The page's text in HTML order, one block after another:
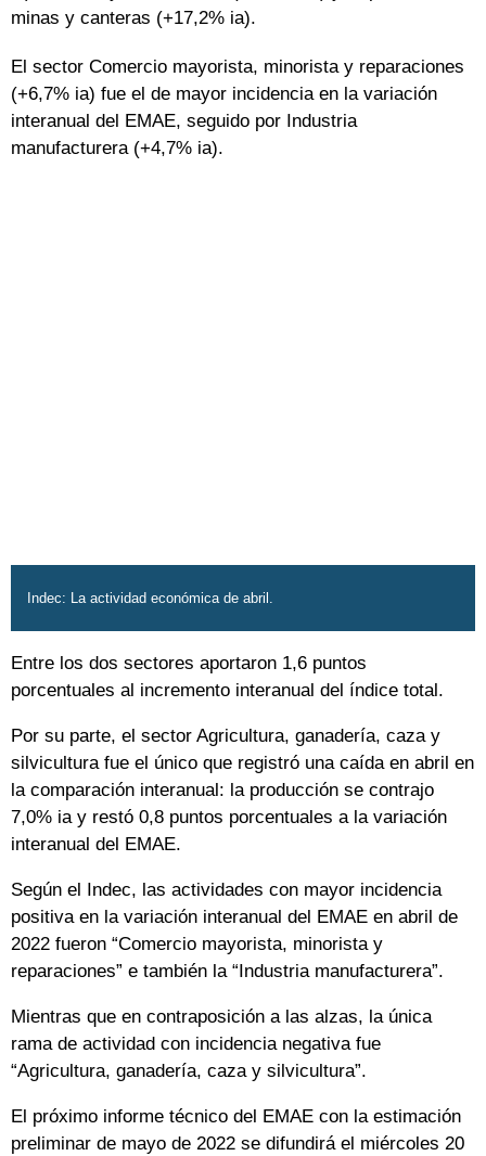
minas y canteras (+17,2% ia).
El sector Comercio mayorista, minorista y reparaciones
(+6,7% ia) fue el de mayor incidencia en la variación
interanual del EMAE, seguido por Industria
manufacturera (+4,7% ia).
Indec: La actividad económica de abril.
Entre los dos sectores aportaron 1,6 puntos
porcentuales al incremento interanual del índice total.
Por su parte, el sector Agricultura, ganadería, caza y
silvicultura fue el único que registró una caída en abril en
la comparación interanual: la producción se contrajo
7,0% ia y restó 0,8 puntos porcentuales a la variación
interanual del EMAE.
Según el Indec, las actividades con mayor incidencia
positiva en la variación interanual del EMAE en abril de
2022 fueron “Comercio mayorista, minorista y
reparaciones” e también la “Industria manufacturera”.
Mientras que en contraposición a las alzas, la única
rama de actividad con incidencia negativa fue
“Agricultura, ganadería, caza y silvicultura”.
El próximo informe técnico del EMAE con la estimación
preliminar de mayo de 2022 se difundirá el miércoles 20